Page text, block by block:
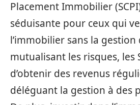
Placement Immobilier
séduisante pour ceux qui
l’immobilier sans la gestion
mutualisant les risques, les
d’obtenir des revenus
déléguant la gestion à des